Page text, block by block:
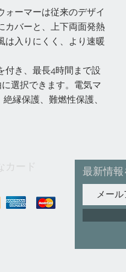
ォーマーは従来のデザイ
カバーと、上下両面発熱
は入りにくく、より速暖
付き、最長4時間まで設
選択できます。電気マ
縁保護、難燃性保護、
カード 最新情